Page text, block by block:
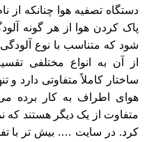
دستگاه تصفیه هوا چنانکه
پاک کردن هوا از هر گونه
شود که متناسب با نوع
از آن به انواع مختلفی
ساختار کاملاً متفاوتی دارد
هوای اطراف به کار برده می‌
متفاوت از یک دیگر هستند که
کرد. در سایت …. بیش تر با